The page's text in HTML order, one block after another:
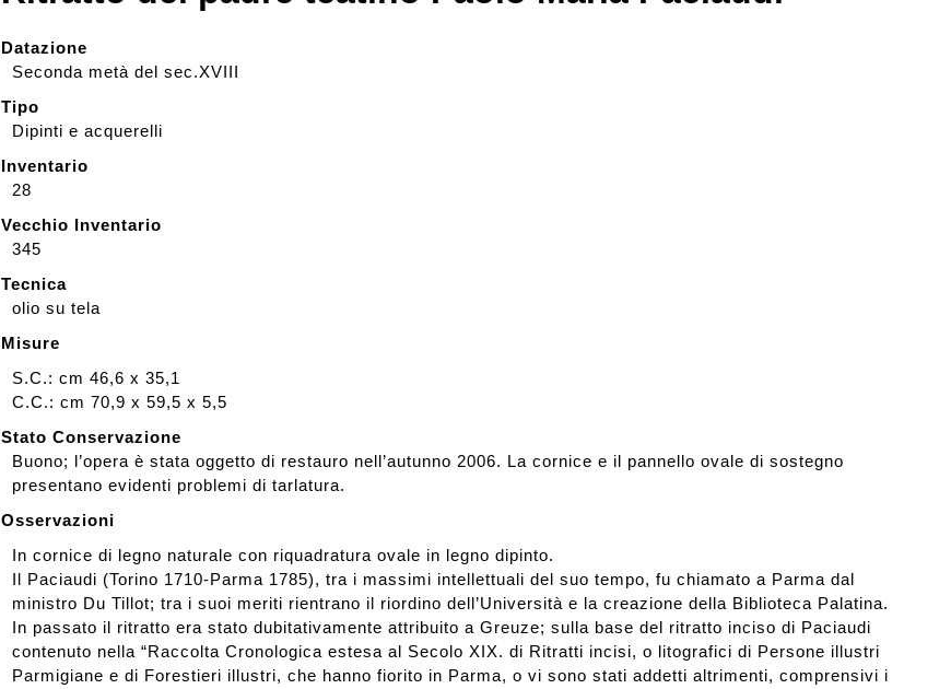
Press review
Datazione
Seconda metà del sec.XVIII
Tipo
Dipinti e acquerelli
Inventario
28
Vecchio Inventario
345
Tecnica
olio su tela
Misure
S.C.: cm 46,6 x 35,1
C.C.: cm 70,9 x 59,5 x 5,5
Stato Conservazione
Buono; l’opera è stata oggetto di restauro nell’autunno 2006. La cornice e il pannello ovale di sostegno
presentano evidenti problemi di tarlatura.
Osservazioni
In cornice di legno naturale con riquadratura ovale in legno dipinto.
Il Paciaudi (Torino 1710-Parma 1785), tra i massimi intellettuali del suo tempo, fu chiamato a Parma dal
ministro Du Tillot; tra i suoi meriti rientrano il riordino dell’Università e la creazione della Biblioteca Palatina.
In passato il ritratto era stato dubitativamente attribuito a Greuze; sulla base del ritratto inciso di Paciaudi
contenuto nella “Raccolta Cronologica estesa al Secolo XIX. di Ritratti incisi, o litografici di Persone illustri
Parmigiane e di Forestieri illustri, che hanno fiorito in Parma, o vi sono stati addetti altrimenti, comprensivi i